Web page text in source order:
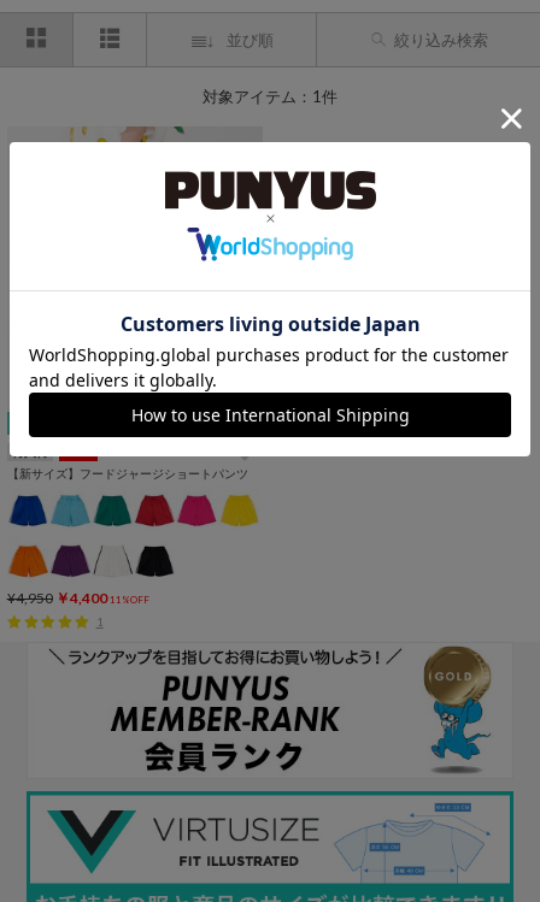
並び順 絞り込み検索
対象アイテム：1件
【新サイズ】フードジャージショートパンツ
¥4,950 ￥4,400 11%OFF
1